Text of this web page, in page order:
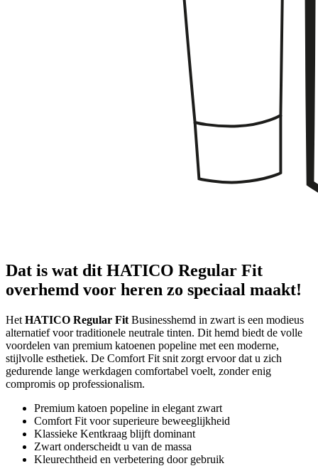
Dat is wat dit HATICO Regular Fit
overhemd voor heren zo speciaal maakt!
Het HATICO Regular Fit Businesshemd in zwart is een modieus
alternatief voor traditionele neutrale tinten. Dit hemd biedt de volle
voordelen van premium katoenen popeline met een moderne,
stijlvolle esthetiek. De Comfort Fit snit zorgt ervoor dat u zich
gedurende lange werkdagen comfortabel voelt, zonder enig
compromis op professionalism.
Premium katoen popeline in elegant zwart
Comfort Fit voor superieure beweeglijkheid
Klassieke Kentkraag blijft dominant
Zwart onderscheidt u van de massa
Kleurechtheid en verbetering door gebruik